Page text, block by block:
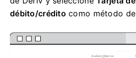
débito/crédito como método de